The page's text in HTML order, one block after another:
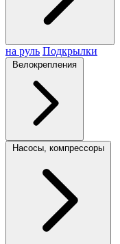
на руль Подкрылки
Велокрепления
Насосы, компрессоры